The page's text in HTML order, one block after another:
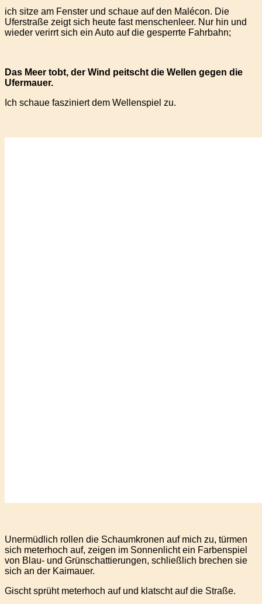
ich sitze am Fenster und schaue auf den Malécon. Die
Uferstraße zeigt sich heute fast menschenleer. Nur hin und
wieder verirrt sich ein Auto auf die gesperrte Fahrbahn;
Das Meer tobt, der Wind peitscht die Wellen gegen die
Ufermauer.
Ich schaue fasziniert dem Wellenspiel zu.
Unermüdlich rollen die Schaumkronen auf mich zu, türmen
sich meterhoch auf, zeigen im Sonnenlicht ein Farbenspiel
von Blau- und Grünschattierungen, schließlich brechen sie
sich an der Kaimauer.
Gischt sprüht meterhoch auf und klatscht auf die Straße.